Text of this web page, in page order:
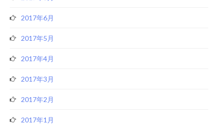
2017年6月
2017年5月
2017年4月
2017年3月
2017年2月
2017年1月